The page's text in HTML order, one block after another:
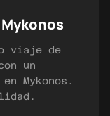
viaje de
un
Mykonos.